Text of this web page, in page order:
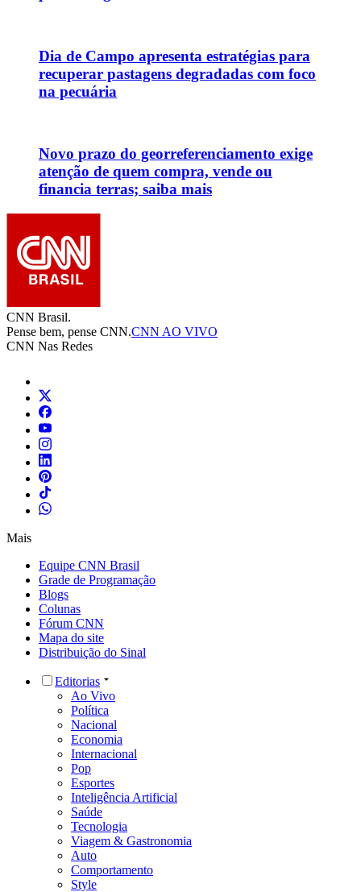
Dia de Campo apresenta estratégias para
recuperar pastagens degradadas com foco
na pecuária
Novo prazo do georreferenciamento exige
atenção de quem compra, vende ou
financia terras; saiba mais
CNN Brasil.
Pense bem, pense CNN.CNN AO VIVO
CNN Nas Redes
Mais
Equipe CNN Brasil
Grade de Programação
Blogs
Colunas
Fórum CNN
Mapa do site
Distribuição do Sinal
Editorias
Ao Vivo
Política
Nacional
Economia
Internacional
Pop
Esportes
Inteligência Artificial
Saúde
Tecnologia
Viagem & Gastronomia
Auto
Comportamento
Style